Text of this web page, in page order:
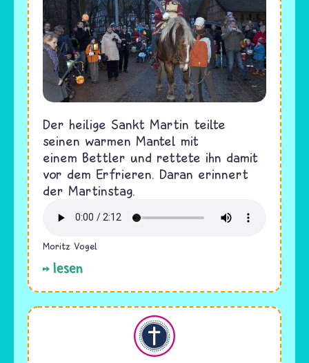
Der heilige Sankt Martin teilte
seinen warmen Mantel mit
einem Bettler und rettete ihn damit
vor dem Erfrieren. Daran erinnert
der Martinstag.
Moritz Vogel
lesen
Christentum